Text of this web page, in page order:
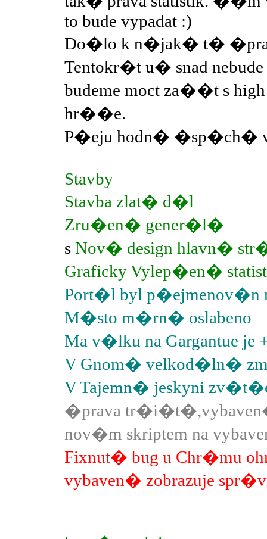
to bude vypadat :)
Do�lo k n�jak� t�
Tentokr�t u� snad
budeme moct za��t s
hr��e.
P�eju hodn� �sp�ch�
Stavby
Stavba zlat� d�l
Zru�en� gener�l�
s Nov� design hlavn�
Graficky Vylep�en�
Port�l byl p�ejmenov�n
M�sto m�rn� oslabeno
Ma v�lku na Gargantue je
V Gnom� velkod�ln�
V Tajemn� jeskyni
�prava tr�i�t�,vybaven�
nov�m skriptem na
Fixnut� bug u Chr�mu
vybaven� zobrazuje